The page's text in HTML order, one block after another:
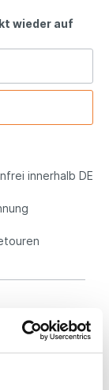
wieder auf
innerhalb DE
ist.